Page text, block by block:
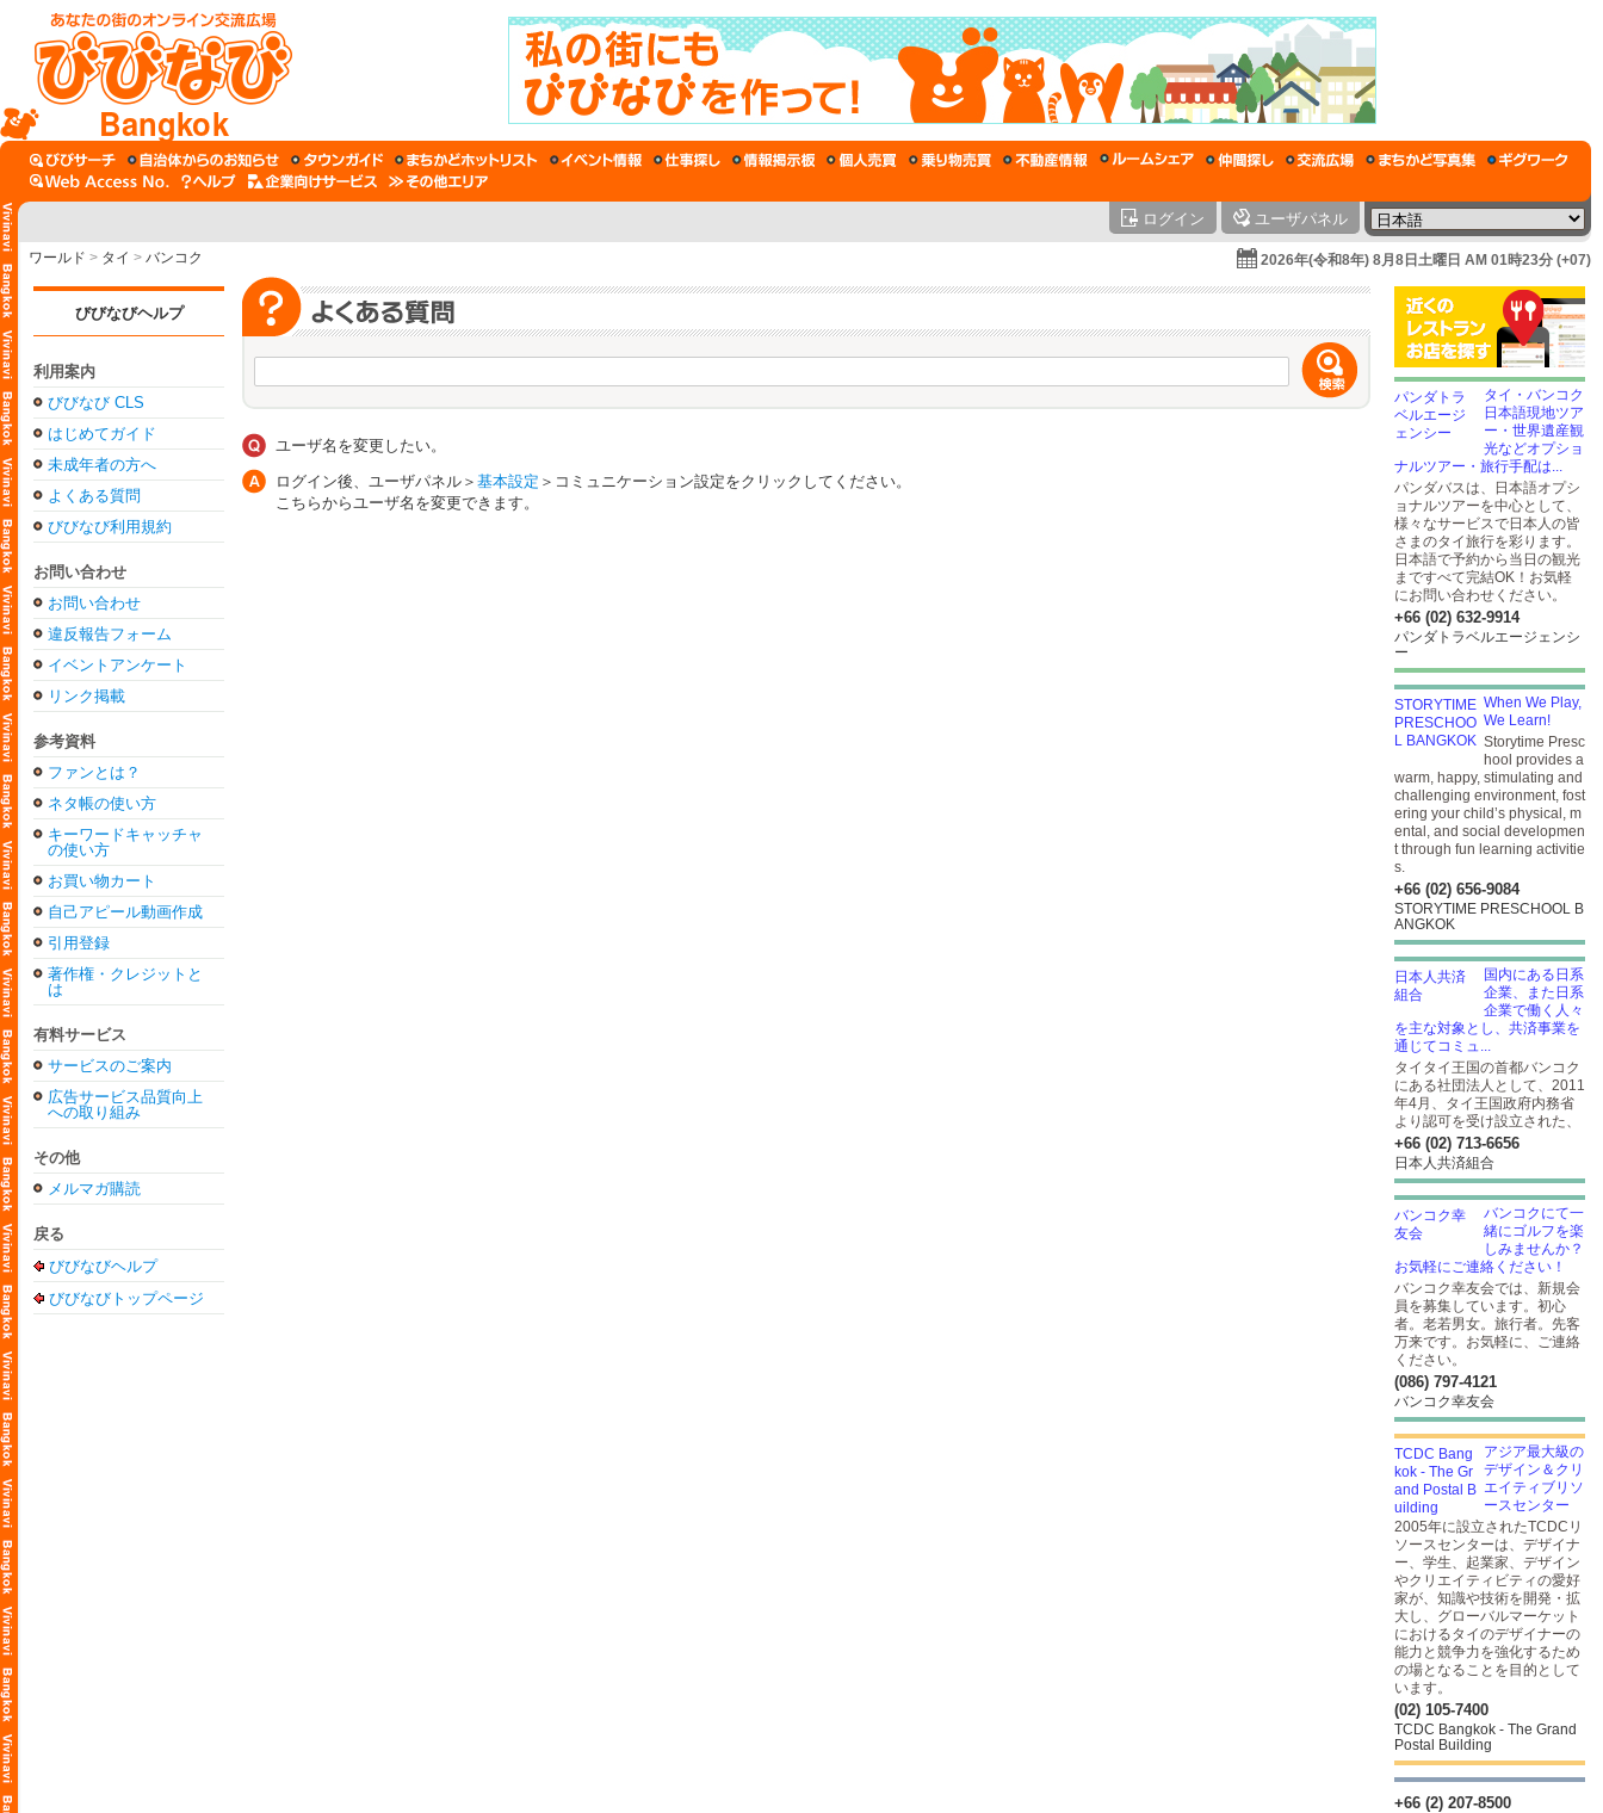
Bangkok
ログイン ユーザパネル
ワールド > タイ > バンコク 2026年(令和8年) 8月8日土曜日 AM 01時23分 (+07)
びびなびヘルプ
利用案内
びびなび CLS
はじめてガイド
未成年者の方へ
よくある質問
びびなび利用規約
お問い合わせ
お問い合わせ
違反報告フォーム
イベントアンケート
リンク掲載
参考資料
ファンとは？
ネタ帳の使い方
キーワードキャッチャ
の使い方
お買い物カート
自己アピール動画作成
引用登録
著作権・クレジットと
は
有料サービス
サービスのご案内
広告サービス品質向上
への取り組み
その他
メルマガ購読
戻る
びびなびヘルプ
びびなびトップページ
ユーザ名を変更したい。
ログイン後、ユーザパネル＞ 基本設定 ＞コミュニケーション設定をクリックしてください。
こちらからユーザ名を変更できます。
タイ・バンコク
日本語現地ツア
ー・世界遺産観
光などオプショ
ナルツアー・旅行手配は...
パンダバスは、日本語オプシ
ョナルツアーを中心として、
様々なサービスで日本人の皆
さまのタイ旅行を彩ります。
日本語で予約から当日の観光
まですべて完結OK！お気軽
にお問い合わせください。
+66 (02) 632-9914
パンダトラベルエージェンシ
ー
When We Play,
We Learn!
Storytime Presc
hool provides a
warm, happy, stimulating and
challenging environment, fost
ering your child’s physical, m
ental, and social developmen
t through fun learning activitie
s.
+66 (02) 656-9084
STORYTIME PRESCHOOL B
ANGKOK
国内にある日系
企業、また日系
企業で働く人々
を主な対象とし、共済事業を
通じてコミュ...
タイタイ王国の首都バンコク
にある社団法人として、2011
年4月、タイ王国政府内務省
より認可を受け設立された、
+66 (02) 713-6656
日本人共済組合
バンコクにて一
緒にゴルフを楽
しみませんか？
お気軽にご連絡ください！
バンコク幸友会では、新規会
員を募集しています。初心
者。老若男女。旅行者。先客
万来です。お気軽に、ご連絡
ください。
(086) 797-4121
バンコク幸友会
アジア最大級の
デザイン＆クリ
エイティブリソ
ースセンター
2005年に設立されたTCDCリ
ソースセンターは、デザイナ
ー、学生、起業家、デザイン
やクリエイティビティの愛好
家が、知識や技術を開発・拡
大し、グローバルマーケット
におけるタイのデザイナーの
能力と競争力を強化するため
の場となることを目的として
います。
(02) 105-7400
TCDC Bangkok - The Grand
Postal Building
+66 (2) 207-8500